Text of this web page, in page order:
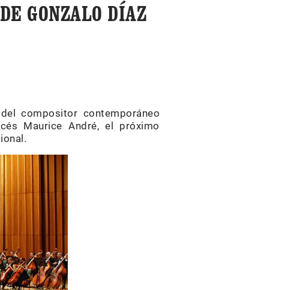
GONZALO DÍAZ
compositor contemporáneo
Maurice André, el próximo